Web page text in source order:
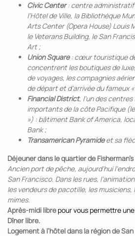
Civic Center: centre administratif
l’Hôtel de Ville, la Bibliothèque
Arts Center (Opera House) Louis
le Veterans Building, le San
Art ;
Union Square: cœur touristique
concentrent les boutiques de
de voyages, les compagnies
de départ et d’arrivée du fameux «
Financial District, l’un des
importants de la côte Pacifique
») : bâtiment Bank of America,
Bank ;
Transamerican Pyramideet sa
Déjeuner dans le quartier de
Ancien port de pêche, aujourd’hui
San Francisco. Dans les rues,
les vendeurs de pacotille, les
mimes.
Après-midi libre pour vous permettre
Dîner libre.
Logement à l’hôtel dans la région de